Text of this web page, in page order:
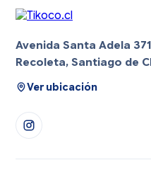
Avenida Santa Adela 371
Recoleta, Santiago de
Ver ubicación